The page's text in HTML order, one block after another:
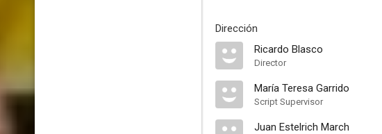
Dirección
Ricardo Blasco
Director
María Teresa Garrido
Script Supervisor
Juan Estelrich March